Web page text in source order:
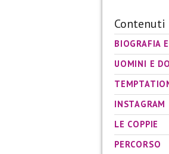
Contenuti
BIOGRAFIA
UOMINI E
INSTAGRAM
LE COPPIE
PERCORSO